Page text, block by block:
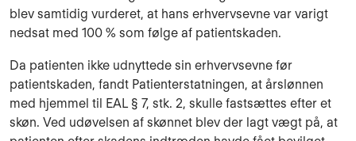
blev samtidig vurderet, at hans erhvervsevne var varigt
nedsat med 100 % som følge af patientskaden.
Da patienten ikke udnyttede sin erhvervsevne før
patientskaden, fandt Patienterstatningen, at årslønnen
med hjemmel til EAL § 7, stk. 2, skulle fastsættes efter et
skøn. Ved udøvelsen af skønnet blev der lagt vægt på, at